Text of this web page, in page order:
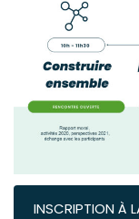
INSCRIPTION À